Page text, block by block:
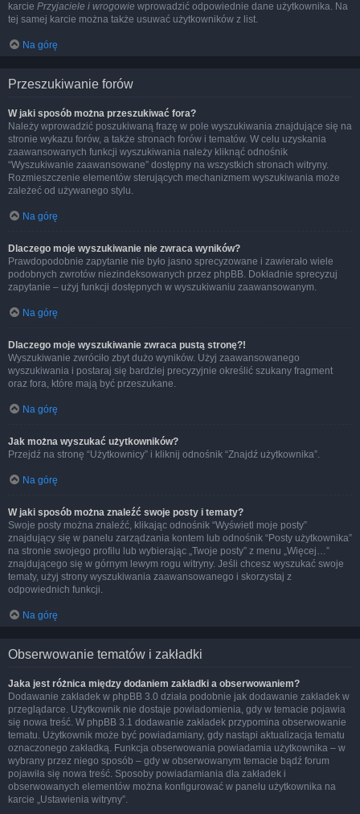
karcie Przyjaciele i wrogowie wprowadzić odpowiednie dane użytkownika. Na
tej samej karcie można także usuwać użytkowników z list.
Na górę
Przeszukiwanie forów
W jaki sposób można przeszukiwać fora?
Należy wprowadzić poszukiwaną frazę w pole wyszukiwania znajdujące się na
stronie wykazu forów, a także stronach forów i tematów. W celu uzyskania
zaawansowanych funkcji wyszukiwania należy kliknąć odnośnik
“Wyszukiwanie zaawansowane” dostępny na wszystkich stronach witryny.
Rozmieszczenie elementów sterujących mechanizmem wyszukiwania może
zależeć od używanego stylu.
Na górę
Dlaczego moje wyszukiwanie nie zwraca wyników?
Prawdopodobnie zapytanie nie było jasno sprecyzowane i zawierało wiele
podobnych zwrotów niezindeksowanych przez phpBB. Dokładnie sprecyzuj
zapytanie – użyj funkcji dostępnych w wyszukiwaniu zaawansowanym.
Na górę
Dlaczego moje wyszukiwanie zwraca pustą stronę?!
Wyszukiwanie zwróciło zbyt dużo wyników. Użyj zaawansowanego
wyszukiwania i postaraj się bardziej precyzyjnie określić szukany fragment
oraz fora, które mają być przeszukane.
Na górę
Jak można wyszukać użytkowników?
Przejdź na stronę “Użytkownicy” i kliknij odnośnik “Znajdź użytkownika”.
Na górę
W jaki sposób można znaleźć swoje posty i tematy?
Swoje posty można znaleźć, klikając odnośnik “Wyświetl moje posty”
znajdujący się w panelu zarządzania kontem lub odnośnik “Posty użytkownika”
na stronie swojego profilu lub wybierając „Twoje posty” z menu „Więcej…”
znajdującego się w górnym lewym rogu witryny. Jeśli chcesz wyszukać swoje
tematy, użyj strony wyszukiwania zaawansowanego i skorzystaj z
odpowiednich funkcji.
Na górę
Obserwowanie tematów i zakładki
Jaka jest różnica między dodaniem zakładki a obserwowaniem?
Dodawanie zakładek w phpBB 3.0 działa podobnie jak dodawanie zakładek w
przeglądarce. Użytkownik nie dostaje powiadomienia, gdy w temacie pojawia
się nowa treść. W phpBB 3.1 dodawanie zakładek przypomina obserwowanie
tematu. Użytkownik może być powiadamiany, gdy nastąpi aktualizacja tematu
oznaczonego zakładką. Funkcja obserwowania powiadamia użytkownika – w
wybrany przez niego sposób – gdy w obserwowanym temacie bądź forum
pojawiła się nowa treść. Sposoby powiadamiania dla zakładek i
obserwowanych elementów można konfigurować w panelu użytkownika na
karcie „Ustawienia witryny”.